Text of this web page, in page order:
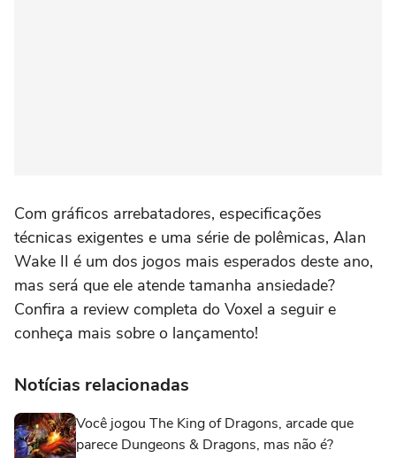
Com gráficos arrebatadores, especificações
técnicas exigentes e uma série de polêmicas, Alan
Wake II é um dos jogos mais esperados deste ano,
mas será que ele atende tamanha ansiedade?
Confira a review completa do Voxel a seguir e
conheça mais sobre o lançamento!
Notícias relacionadas
Você jogou The King of Dragons, arcade que
parece Dungeons & Dragons, mas não é?